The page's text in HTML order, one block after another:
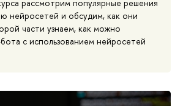
рассмотрим популярные решения
нейросетей и обсудим, как они
части узнаем, как можно
с использованием нейросетей